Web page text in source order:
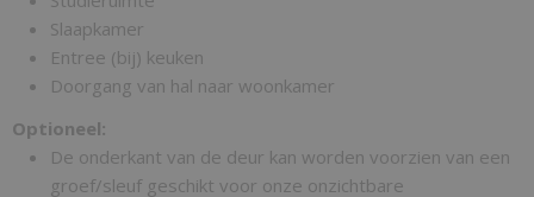
Slaapkamer
Entree (bij) keuken
Doorgang van hal naar woonkamer
Optioneel:
De onderkant van de deur kan worden voorzien van een
groef/sleuf geschikt voor onze onzichtbare